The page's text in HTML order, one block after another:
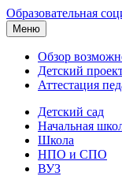
Образовательная
Меню
Обзор
Детский
Аттестация
Детский сад
Начальная
Школа
НПО и СПО
ВУЗ